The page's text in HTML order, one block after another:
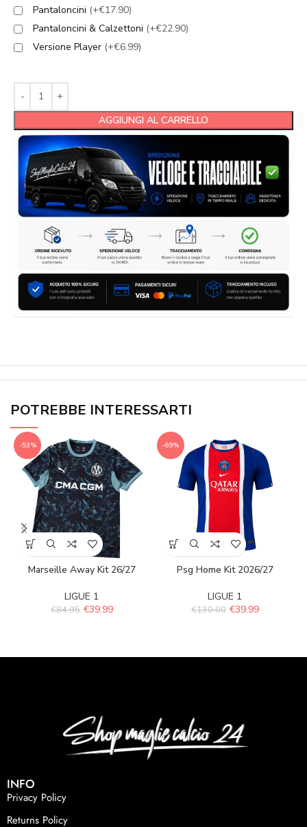
Pantaloncini (+€17.90)
Pantaloncini & Calzettoni (+€22.90)
Versione Player (+€6.99)
AGGIUNGI AL CARRELLO
POTREBBE INTERESSARTI
-53%
Marseille Away Kit 26/27
LIGUE 1
€84.95 €39.99
-69%
Psg Home Kit 2026/27
LIGUE 1
€130.00 €39.99
INFO
Privacy Policy
Returns Policy